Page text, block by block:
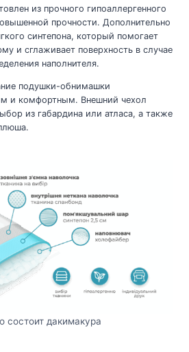
из прочного гипоаллергенного
прочности. Дополнительно
синтепона, который помогает
и сглаживает поверхность в случае
наполнителя.
подушки-обнимашки
и комфортным. Внешний чехол
из габардина или атласа, а также
состоит дакимакура